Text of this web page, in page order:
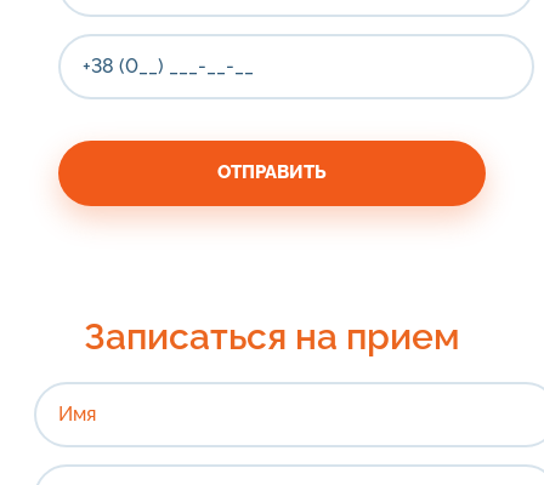
Записаться на прием